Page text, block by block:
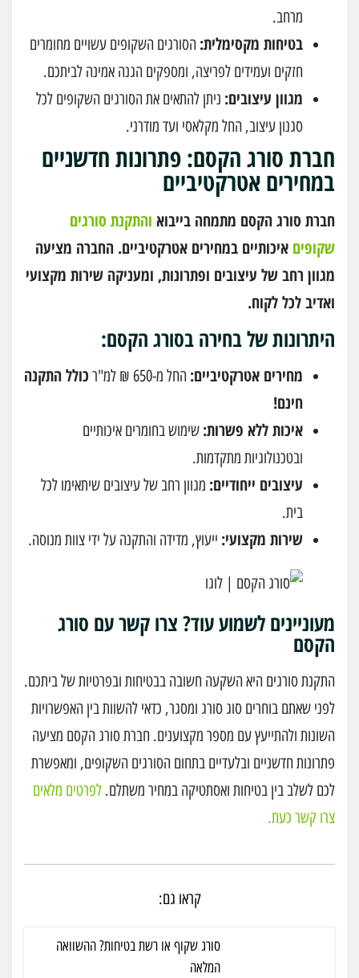
מרחב.
בטיחות מקסימלית: הסורגים השקופים עשויים מחומרים
חזקים ועמידים לפריצה, ומספקים הגנה אמינה לביתכם.
מגוון עיצובים: ניתן להתאים את הסורגים השקופים לכל
סגנון עיצוב, החל מקלאסי ועד מודרני.
חברת סורג הקסם: פתרונות חדשניים
במחירים אטרקטיביים
חברת סורג הקסם מתמחה בייבוא והתקנת סורגים
שקופים איכותיים במחירים אטרקטיביים. החברה מציעה
מגוון רחב של עיצובים ופתרונות, ומעניקה שירות מקצועי
ואדיב לכל לקוח.
היתרונות של בחירה בסורג הקסם:
מחירים אטרקטיביים: החל מ-650 ₪ למ"ר
כולל התקנה
חינם!
איכות ללא פשרות: שימוש בחומרים איכותיים
ובטכנולוגיות מתקדמות.
עיצובים ייחודיים: מגוון רחב של עיצובים שיתאימו לכל
בית.
שירות מקצועי: ייעוץ, מדידה והתקנה על ידי צוות מנוסה.
מעוניינים לשמוע עוד? צרו קשר עם סורג
הקסם
התקנת סורגים היא השקעה חשובה בבטיחות ובפרטיות של ביתכם.
לפני שאתם בוחרים סוג סורג ומסגר, כדאי להשוות בין האפשרויות
השונות ולהתייעץ עם מספר מקצוענים. חברת סורג הקסם מציעה
פתרונות חדשניים ובלעדיים בתחום הסורגים השקופים, ומאפשרת
לכם לשלב בין בטיחות ואסתטיקה במחיר משתלם. לפרטים מלאים
צרו קשר כעת.
קראו גם:
סורג שקוף או רשת בטיחות? ההשוואה
המלאה